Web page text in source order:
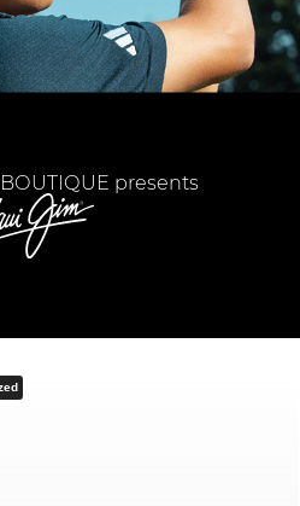
presents